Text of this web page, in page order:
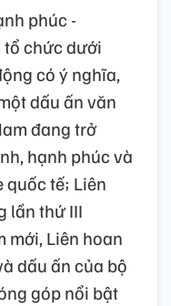
phúc -
tổ chức dưới
có ý nghĩa,
dấu ấn văn
đang trở
hạnh phúc và
quốc tế; Liên
lần thứ III
mới, Liên hoan
dấu ấn của bộ
góp nổi bật